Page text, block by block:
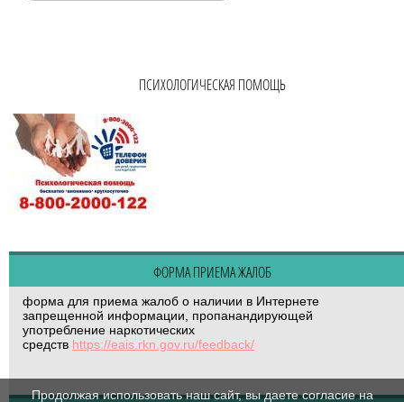
ПСИХОЛОГИЧЕСКАЯ ПОМОЩЬ
ФОРМА ПРИЕМА ЖАЛОБ
форма для приема жалоб о наличии в Интернете
запрещенной информации, пропанандирующей
употребление наркотических
средств https://eais.rkn.gov.ru/feedback/
Продолжая использовать наш сайт, вы даете согласие на